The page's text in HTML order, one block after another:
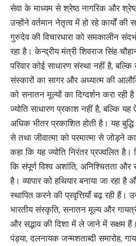
सेवा के माध्यम से श्रेष्ठ नागरिक और श्रेष्ठ
उन्होंने वर्तमान नेतृत्व में हो रहे कार्यों
गुरुदेव की विचारधारा को समकालीन
रहा है। केन्द्रीय मंत्री शिवराज सिंह
परिवार कोई साधारण संस्था नहीं है,
संस्कारों का सागर और अध्यात्म की
को सनातन मूल्यों का दिग्दर्शन करा
ज्योति साधारण प्रकाश नहीं है, बल्कि यह
अधिक भीतर प्रकाशित होती है। यह
से तथा जीवात्मा को परमात्मा से जोड़ने
कहा कि यह ज्योति निरंतर प्रज्वलित है।
कि संपूर्ण विश्व अशांति, अनिश्चितता और
है। व्यापार को हथियार बनाया जा रहा
स्थापित करने की प्रवृत्तियाँ बढ़ रही हैं।
भारतीय संस्कृति, सनातन मूल्य और गायत्री
और सद्भाव की दिशा में ले जाने में सक्षम
पंड्या, दलनायक जन्मशताब्दी समारोह,